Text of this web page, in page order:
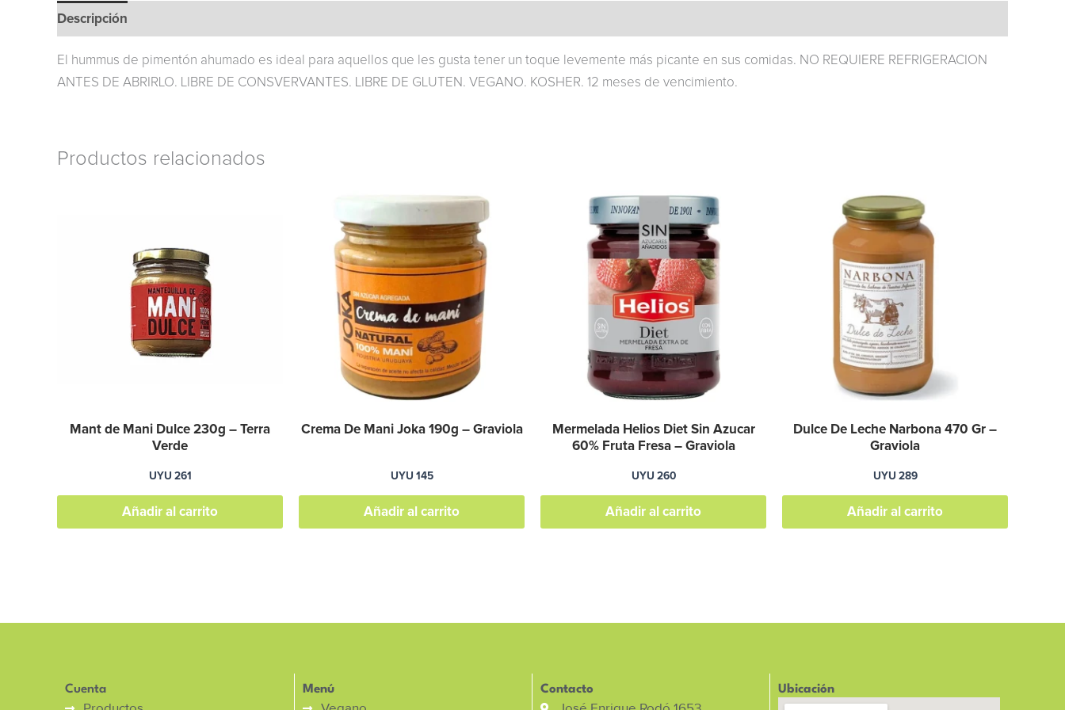
Descripción
El hummus de pimentón ahumado es ideal para aquellos que les gusta tener un toque levemente más picante en sus comidas. NO REQUIERE REFRIGERACION
ANTES DE ABRIRLO. LIBRE DE CONSVERVANTES. LIBRE DE GLUTEN. VEGANO. KOSHER. 12 meses de vencimiento.
Productos relacionados
Mant de Mani Dulce 230g – Terra
Verde
UYU 261
Añadir al carrito
Crema De Mani Joka 190g – Graviola
UYU 145
Añadir al carrito
Mermelada Helios Diet Sin Azucar
60% Fruta Fresa – Graviola
UYU 260
Añadir al carrito
Dulce De Leche Narbona 470 Gr –
Graviola
UYU 289
Añadir al carrito
Cuenta Menú Contacto Ubicación